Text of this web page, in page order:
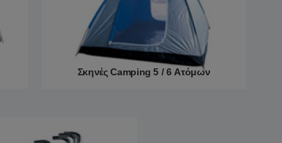
Σκηνές Camping 5 / 6 Ατόμων